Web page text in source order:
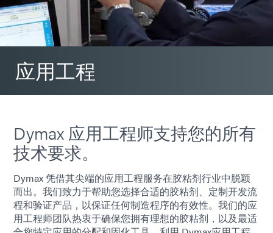
应用工程
Dymax 应用工程师支持您的所有
技术要求。
Dymax 凭借其尖端的应用工程服务在胶粘剂行业中脱颖
而出。我们致力于帮助您选择合适的胶粘剂、定制开发流
程和验证产品，以保证任何制造程序的有效性。我们的应
用工程师团队热衷于确保您拥有理想的胶粘剂，以及最适